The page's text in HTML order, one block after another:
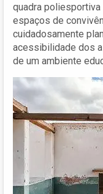
quadra poliesportiva
espaços de
cuidadosamente
acessibilidade dos
de um ambiente